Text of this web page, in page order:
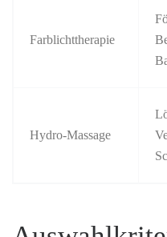
Farblichttherapie
Hydro-Massage